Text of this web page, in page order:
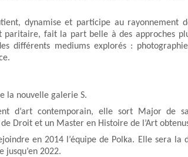
dynamise et participe au rayonnement
fait la part belle à des approches
différents mediums explorés :
la nouvelle galerie S.
d’art contemporain, elle sort Major de
Droit et un Master en Histoire de l’Art
en 2014 l’équipe de Polka. Elle sera
2022.